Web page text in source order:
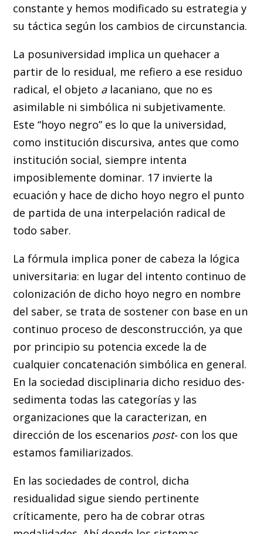
constante y hemos modificado su estrategia y
su táctica según los cambios de circunstancia.
La posuniversidad implica un quehacer a
partir de lo residual, me refiero a ese residuo
radical, el objeto alacaniano, que no es
asimilable ni simbólica ni subjetivamente.
Este “hoyo negro” es lo que la universidad,
como institución discursiva, antes que como
institución social, siempre intenta
imposiblemente dominar. 17 invierte la
ecuación y hace de dicho hoyo negro el punto
de partida de una interpelación radical de
todo saber.
La fórmula implica poner de cabeza la lógica
universitaria: en lugar del intento continuo de
colonización de dicho hoyo negro en nombre
del saber, se trata de sostener con base en un
continuo proceso de desconstrucción, ya que
por principio su potencia excede la de
cualquier concatenación simbólica en general.
En la sociedad disciplinaria dicho residuo des-
sedimenta todas las categorías y las
organizaciones que la caracterizan, en
dirección de los escenarios post-con los que
estamos familiarizados.
En las sociedades de control, dicha
residualidad sigue siendo pertinente
críticamente, pero ha de cobrar otras